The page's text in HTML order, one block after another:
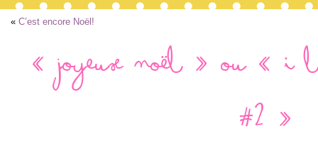
« C’est encore Noël!
« Joyeux Noël » ou « I
#2 »